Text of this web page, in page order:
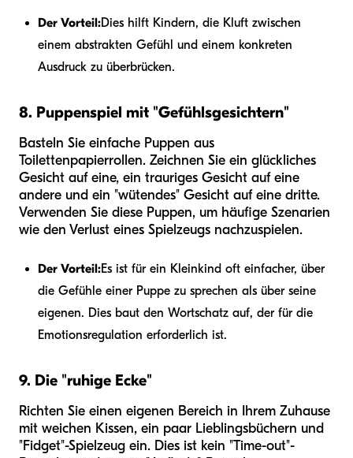
Der Vorteil:Dies hilft Kindern, die Kluft zwischen
einem abstrakten Gefühl und einem konkreten
Ausdruck zu überbrücken.
8. Puppenspiel mit "Gefühlsgesichtern"
Basteln Sie einfache Puppen aus
Toilettenpapierrollen. Zeichnen Sie ein glückliches
Gesicht auf eine, ein trauriges Gesicht auf eine
andere und ein "wütendes" Gesicht auf eine dritte.
Verwenden Sie diese Puppen, um häufige Szenarien
wie den Verlust eines Spielzeugs nachzuspielen.
Der Vorteil:Es ist für ein Kleinkind oft einfacher, über
die Gefühle einer Puppe zu sprechen als über seine
eigenen. Dies baut den Wortschatz auf, der für die
Emotionsregulation erforderlich ist.
9. Die "ruhige Ecke"
Richten Sie einen eigenen Bereich in Ihrem Zuhause
mit weichen Kissen, ein paar Lieblingsbüchern und
"Fidget"-Spielzeug ein. Dies ist kein "Time-out"-